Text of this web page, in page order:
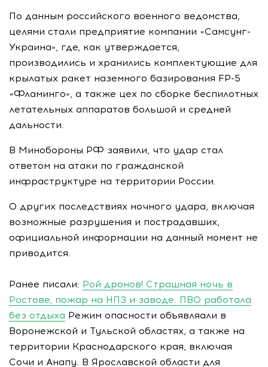
По данным российского военного ведомства,
целями стали предприятие компании «Самсунг-
Украина», где, как утверждается,
производились и хранились комплектующие для
крылатых ракет наземного базирования FP-5
«Фламинго», а также цех по сборке беспилотных
летательных аппаратов большой и средней
дальности.
В Минобороны РФ заявили, что удар стал
ответом на атаки по гражданской
инфраструктуре на территории России.
О других последствиях ночного удара, включая
возможные разрушения и пострадавших,
официальной информации на данный момент не
приводится.
Ранее писали: Рой дронов! Страшная ночь в
Ростове, пожар на НПЗ и заводе: ПВО работала
без отдыха Режим опасности объявляали в
Воронежской и Тульской областях, а также на
территории Краснодарского края, включая
Сочи и Анапу. В Ярославской области для